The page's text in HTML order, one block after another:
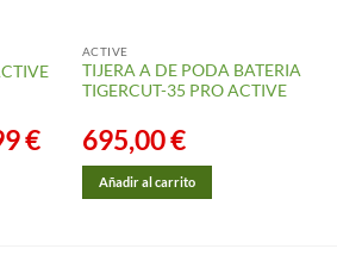
€El
precio
actual
ACTIVE
TIJERA A DE PODA BATERIA
TIGERCUT-35 PRO ACTIVE
695,00€
Añadir al carrito